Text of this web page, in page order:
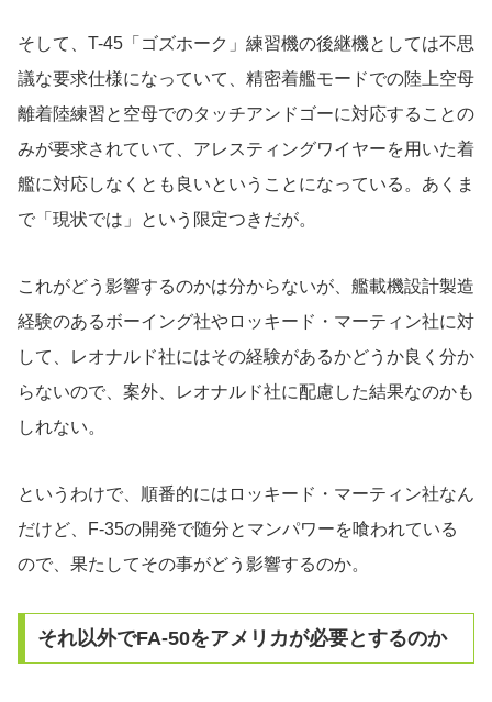
そして、T-45「ゴズホーク」練習機の後継機としては不思
議な要求仕様になっていて、精密着艦モードでの陸上空母
離着陸練習と空母でのタッチアンドゴーに対応することの
みが要求されていて、アレスティングワイヤーを用いた着
艦に対応しなくとも良いということになっている。あくま
で「現状では」という限定つきだが。
これがどう影響するのかは分からないが、艦載機設計製造
経験のあるボーイング社やロッキード・マーティン社に対
して、レオナルド社にはその経験があるかどうか良く分か
らないので、案外、レオナルド社に配慮した結果なのかも
しれない。
というわけで、順番的にはロッキード・マーティン社なん
だけど、F-35の開発で随分とマンパワーを喰われている
ので、果たしてその事がどう影響するのか。
それ以外でFA-50をアメリカが必要とするのか